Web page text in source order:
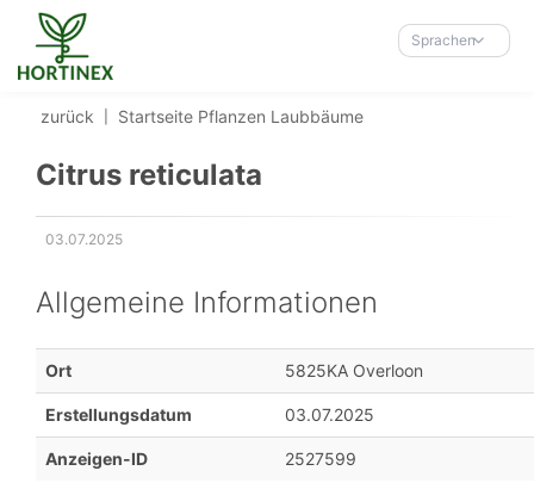
Accessibility-
Modus
aktivieren
Navigation
Inhalt
Sprachen
zurück Startseite Pflanzen Laubbäume
Citrus reticulata
03.07.2025
Allgemeine Informationen
Ort 5825KA Overloon
Erstellungsdatum 03.07.2025
Anzeigen-ID 2527599